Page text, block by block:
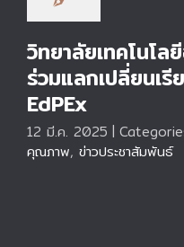
วิทยาลัยเทคโนโ
ร่วมแลกเปลี่ยนเรี
EdPEx
12 มี.ค. 2025 |
คุณภาพ, ข่าวประชาสัมพันธ์